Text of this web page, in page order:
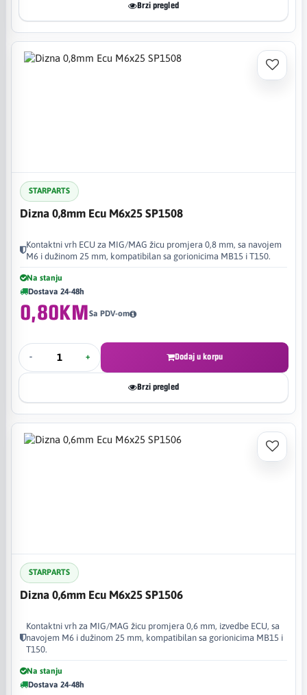
Brzi pregled
STARPARTS
Dizna 0,8mm Ecu M6x25 SP1508
Kontaktni vrh ECU za MIG/MAG žicu promjera 0,8 mm, sa navojem
M6 i dužinom 25 mm, kompatibilan sa gorionicima MB15 i T150.
Na stanju
Dostava 24-48h
0,80KMSa PDV-om
- + Dodaj u korpu
Brzi pregled
STARPARTS
Dizna 0,6mm Ecu M6x25 SP1506
Kontaktni vrh za MIG/MAG žicu promjera 0,6 mm, izvedbe ECU, sa
navojem M6 i dužinom 25 mm, kompatibilan sa gorionicima MB15 i
T150.
Na stanju
Dostava 24-48h